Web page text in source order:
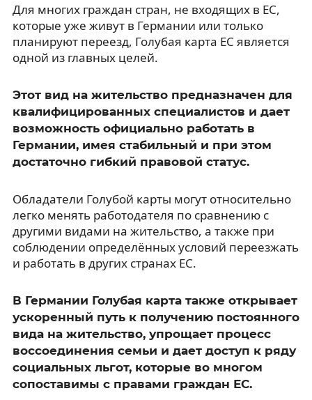
Для многих граждан стран, не входящих в ЕС,
которые уже живут в Германии или только
планируют переезд, Голубая карта ЕС является
одной из главных целей.
Этот вид на жительство предназначен для
квалифицированных специалистов и дает
возможность официально работать в
Германии, имея стабильный и при этом
достаточно гибкий правовой статус.
Обладатели Голубой карты могут относительно
легко менять работодателя по сравнению с
другими видами на жительство, а также при
соблюдении определённых условий переезжать
и работать в других странах ЕС.
В Германии Голубая карта также открывает
ускоренный путь к получению постоянного
вида на жительство, упрощает процесс
воссоединения семьи и дает доступ к ряду
социальных льгот, которые во многом
сопоставимы с правами граждан ЕС.